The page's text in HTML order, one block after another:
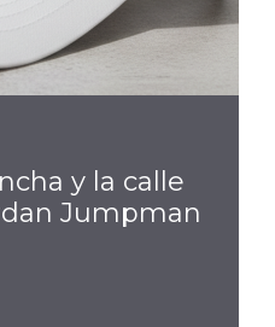
y la calle
Jumpman